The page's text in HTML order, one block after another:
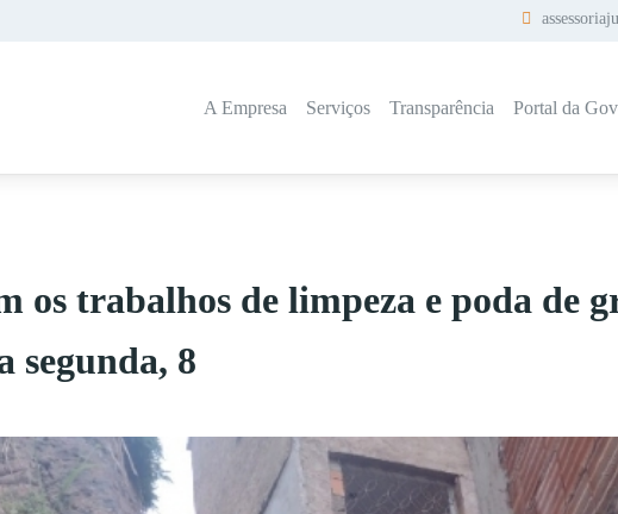
A Empresa Serviços Transparência Portal da
os trabalhos de limpeza e poda de
segunda, 8